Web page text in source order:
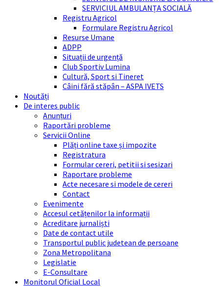
SERVICIUL AMBULANȚA SOCIALĂ
Registru Agricol
Formulare Registru Agricol
Resurse Umane
ADPP
Situații de urgență
Club Sportiv Lumina
Cultură, Sport si Tineret
Câini fără stăpân – ASPA IVETS
Noutăți
De interes public
Anunțuri
Raportări probleme
Servicii Online
Plăți online taxe și impozite
Registratura
Formular cereri, petitii si sesizari
Raportare probleme
Acte necesare si modele de cereri
Contact
Evenimente
Accesul cetățenilor la informații
Acreditare jurnaliști
Date de contact utile
Transportul public judetean de persoane
Zona Metropolitana
Legislatie
E-Consultare
Monitorul Oficial Local